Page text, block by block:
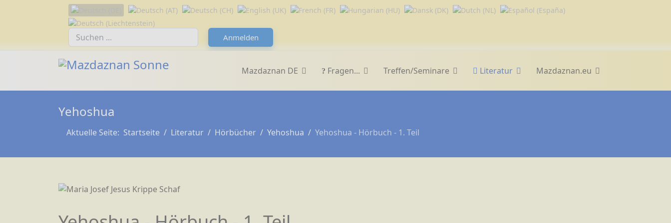
Sprache auswählen
Suchfeld
Anmelden
Mazdaznan DE Fragen... Treffen/Seminare Literatur Mazdaznan.eu
Yehoshua
Aktuelle Seite: Startseite Literatur Hörbücher Yehoshua Yehoshua - Hörbuch - 1. Teil